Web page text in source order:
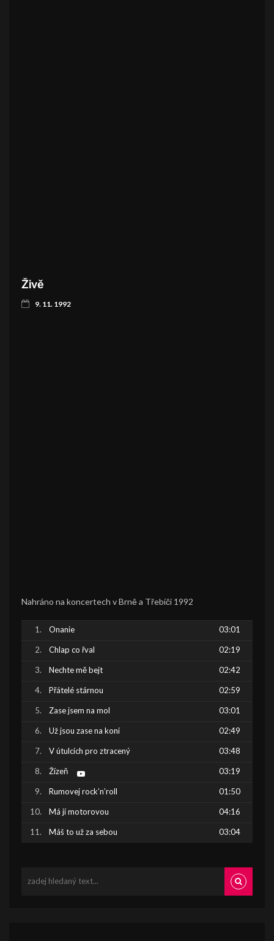
Živě
9. 11. 1992
Nahráno na koncertech v Brně a Třebíči 1992
Onanie 03:01
Chlap co řval 02:19
Nechte mě bejt 02:42
Přátelé stárnou 02:59
Zase jsem na mol 03:01
Už jsou zase na koni 02:49
V útulcích pro ztracený 03:48
Žízeň 03:19
Rumovej rock’n’roll 01:50
Má jí motorovou 04:16
Máš to už za sebou 03:04